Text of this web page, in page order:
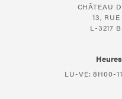
CHÂTEAU
13,
L-3217
LU-VE: 8H00-